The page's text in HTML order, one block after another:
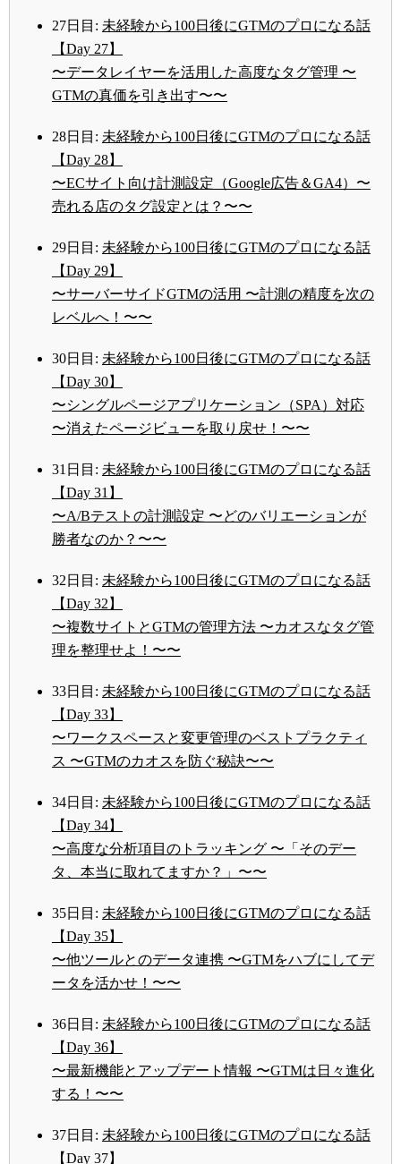
27日目: 未経験から100日後にGTMのプロになる話
【Day 27】
〜データレイヤーを活用した高度なタグ管理 〜
GTMの真価を引き出す〜〜
28日目: 未経験から100日後にGTMのプロになる話
【Day 28】
〜ECサイト向け計測設定（Google広告＆GA4）〜
売れる店のタグ設定とは？〜〜
29日目: 未経験から100日後にGTMのプロになる話
【Day 29】
〜サーバーサイドGTMの活用 〜計測の精度を次の
レベルへ！〜〜
30日目: 未経験から100日後にGTMのプロになる話
【Day 30】
〜シングルページアプリケーション（SPA）対応
〜消えたページビューを取り戻せ！〜〜
31日目: 未経験から100日後にGTMのプロになる話
【Day 31】
〜A/Bテストの計測設定 〜どのバリエーションが
勝者なのか？〜〜
32日目: 未経験から100日後にGTMのプロになる話
【Day 32】
〜複数サイトとGTMの管理方法 〜カオスなタグ管
理を整理せよ！〜〜
33日目: 未経験から100日後にGTMのプロになる話
【Day 33】
〜ワークスペースと変更管理のベストプラクティ
ス 〜GTMのカオスを防ぐ秘訣〜〜
34日目: 未経験から100日後にGTMのプロになる話
【Day 34】
〜高度な分析項目のトラッキング 〜「そのデー
タ、本当に取れてますか？」〜〜
35日目: 未経験から100日後にGTMのプロになる話
【Day 35】
〜他ツールとのデータ連携 〜GTMをハブにしてデ
ータを活かせ！〜〜
36日目: 未経験から100日後にGTMのプロになる話
【Day 36】
〜最新機能とアップデート情報 〜GTMは日々進化
する！〜〜
37日目: 未経験から100日後にGTMのプロになる話
【Day 37】